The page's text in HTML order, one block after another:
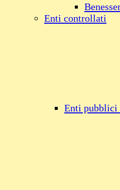
Enti controllati
Enti